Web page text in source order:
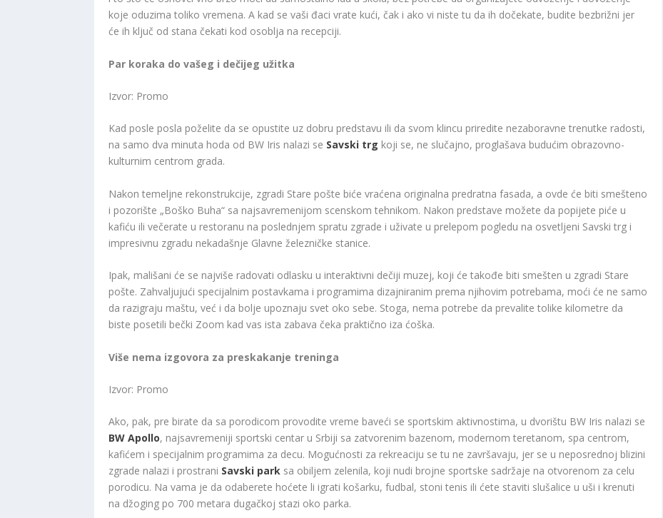
koje oduzima toliko vremena. A kad se vaši đaci vrate kući, čak i ako vi niste tu da ih dočekate, budite bezbrižni jer
će ih ključ od stana čekati kod osoblja na recepciji.
Par koraka do vašeg i dečijeg užitka
Izvor: Promo
Kad posle posla poželite da se opustite uz dobru predstavu ili da svom klincu priredite nezaboravne trenutke radosti,
na samo dva minuta hoda od BW Iris nalazi se Savski trg koji se, ne slučajno, proglašava budućim obrazovno-
kulturnim centrom grada.
Nakon temeljne rekonstrukcije, zgradi Stare pošte biće vraćena originalna predratna fasada, a ovde će biti smešteno
i pozorište „Boško Buha“ sa najsavremenijom scenskom tehnikom. Nakon predstave možete da popijete piće u
kafiću ili večerate u restoranu na poslednjem spratu zgrade i uživate u prelepom pogledu na osvetljeni Savski trg i
impresivnu zgradu nekadašnje Glavne železničke stanice.
Ipak, mališani će se najviše radovati odlasku u interaktivni dečiji muzej, koji će takođe biti smešten u zgradi Stare
pošte. Zahvaljujući specijalnim postavkama i programima dizajniranim prema njihovim potrebama, moći će ne samo
da razigraju maštu, već i da bolje upoznaju svet oko sebe. Stoga, nema potrebe da prevalite tolike kilometre da
biste posetili bečki Zoom kad vas ista zabava čeka praktično iza ćoška.
Više nema izgovora za preskakanje treninga
Izvor: Promo
Ako, pak, pre birate da sa porodicom provodite vreme baveći se sportskim aktivnostima, u dvorištu BW Iris nalazi se
BW Apollo, najsavremeniji sportski centar u Srbiji sa zatvorenim bazenom, modernom teretanom, spa centrom,
kafićem i specijalnim programima za decu. Mogućnosti za rekreaciju se tu ne završavaju, jer se u neposrednoj blizini
zgrade nalazi i prostrani Savski park sa obiljem zelenila, koji nudi brojne sportske sadržaje na otvorenom za celu
porodicu. Na vama je da odaberete hoćete li igrati košarku, fudbal, stoni tenis ili ćete staviti slušalice u uši i krenuti
na džoging po 700 metara dugačkoj stazi oko parka.